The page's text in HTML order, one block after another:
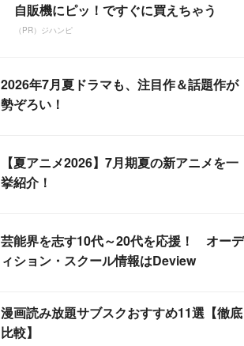
自販機にピッ！ですぐに買えちゃう
（PR）ジハンピ
2026年7月夏ドラマも、注目作＆話題作が
勢ぞろい！
【夏アニメ2026】7月期夏の新アニメを一
挙紹介！
芸能界を志す10代～20代を応援！ オーデ
ィション・スクール情報はDeview
漫画読み放題サブスクおすすめ11選【徹底
比較】